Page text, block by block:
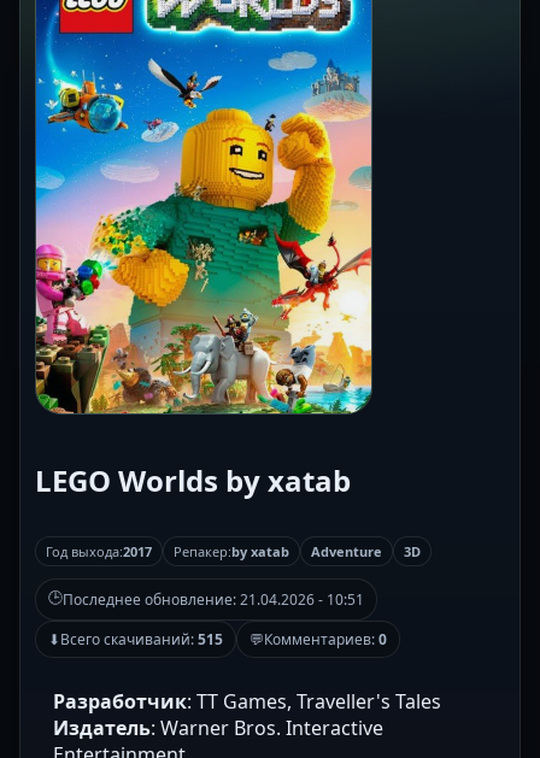
LEGO Worlds by xatab
Год выхода:2017 Репакер:by xatab Adventure 3D
🕒Последнее обновление:21.04.2026 - 10:51
⬇Всего скачиваний:515 💬Комментариев:0
Разработчик: TT Games, Traveller's Tales
Издатель: Warner Bros. Interactive